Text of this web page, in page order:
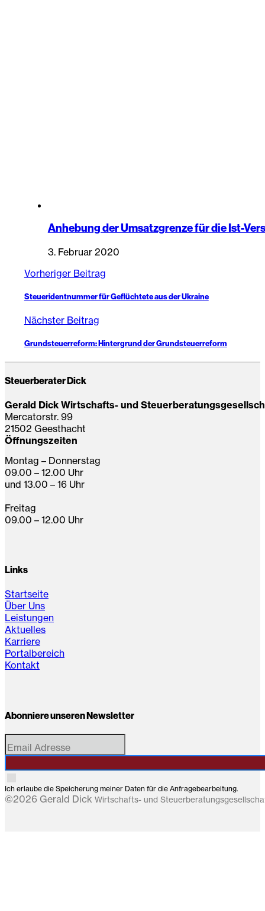
Anhebung der Umsatzgrenze für die Ist-
3. Februar 2020
Vorheriger Beitrag
Steueridentnummer für Geflüchtete aus der Ukraine
Nächster Beitrag
Grundsteuerreform: Hintergrund der Grundsteuerreform
Steuerberater Dick
Gerald Dick Wirtschafts- und
Mercatorstr. 99
21502 Geesthacht
Öffnungszeiten
Montag – Donnerstag
09.00 – 12.00 Uhr
und 13.00 – 16 Uhr
Freitag
09.00 – 12.00 Uhr
Links
Startseite
Über Uns
Leistungen
Aktuelles
Karriere
Portalbereich
Kontakt
Abonniere unseren Newsletter
Ich erlaube die Speicherung meiner Daten für die Anfragebearbeitung.
©2026 Gerald Dick Wirtschafts- und